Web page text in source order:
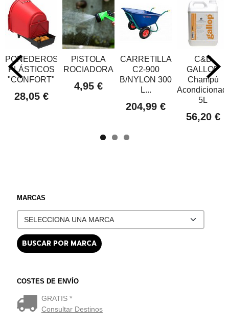
MARCAS
COSTES DE ENVÍO
GRATIS *
Consultar Destinos
PONEDEROS
PLÁSTICOS
"CONFORT"
28,05 €
PISTOLA
ROCIADORA
4,95 €
CARRETILLA
C2-900
B/NYLON 300
L...
204,99 €
C&D
GALLOP
Champú
5L
56,20 €